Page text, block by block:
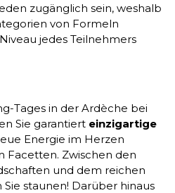
zugänglich sein, weshalb
von Formeln
jedes Teilnehmers
Tages in der Ardèche bei
Sie garantiert einzigartige
Energie im Herzen
Facetten. Zwischen den
und dem reichen
staunen! Darüber hinaus